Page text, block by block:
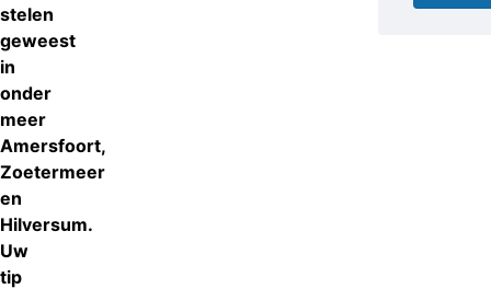
stelen
geweest
in
onder
meer
Amersfoort,
Zoetermeer
en
Hilversum.
Uw
tip